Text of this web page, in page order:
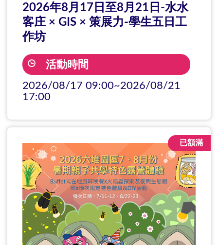
2026年8月17日至8月21日-水水
客庄 × GIS × 策展力-學生五日工
作坊
活動時間
2026/08/17 09:00~2026/08/21
17:00
已額滿